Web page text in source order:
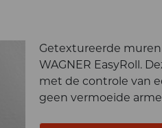
Getextureerde
WAGNER EasyRoll.
met de controle van
geen vermoeide